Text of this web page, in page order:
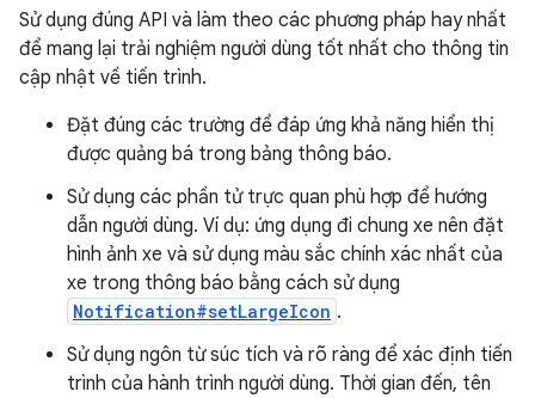
Sử dụng đúng API và làm theo các phương pháp hay nhất
để mang lại trải nghiệm người dùng tốt nhất cho thông tin
cập nhật về tiến trình.
Đặt đúng các trường để đáp ứng khả năng hiển thị
được quảng bá trong bảng thông báo.
Sử dụng các phần tử trực quan phù hợp để hướng
dẫn người dùng. Ví dụ: ứng dụng đi chung xe nên đặt
hình ảnh xe và sử dụng màu sắc chính xác nhất của
xe trong thông báo bằng cách sử dụng
Notification#setLargeIcon .
Sử dụng ngôn từ súc tích và rõ ràng để xác định tiến
trình của hành trình người dùng. Thời gian đến, tên